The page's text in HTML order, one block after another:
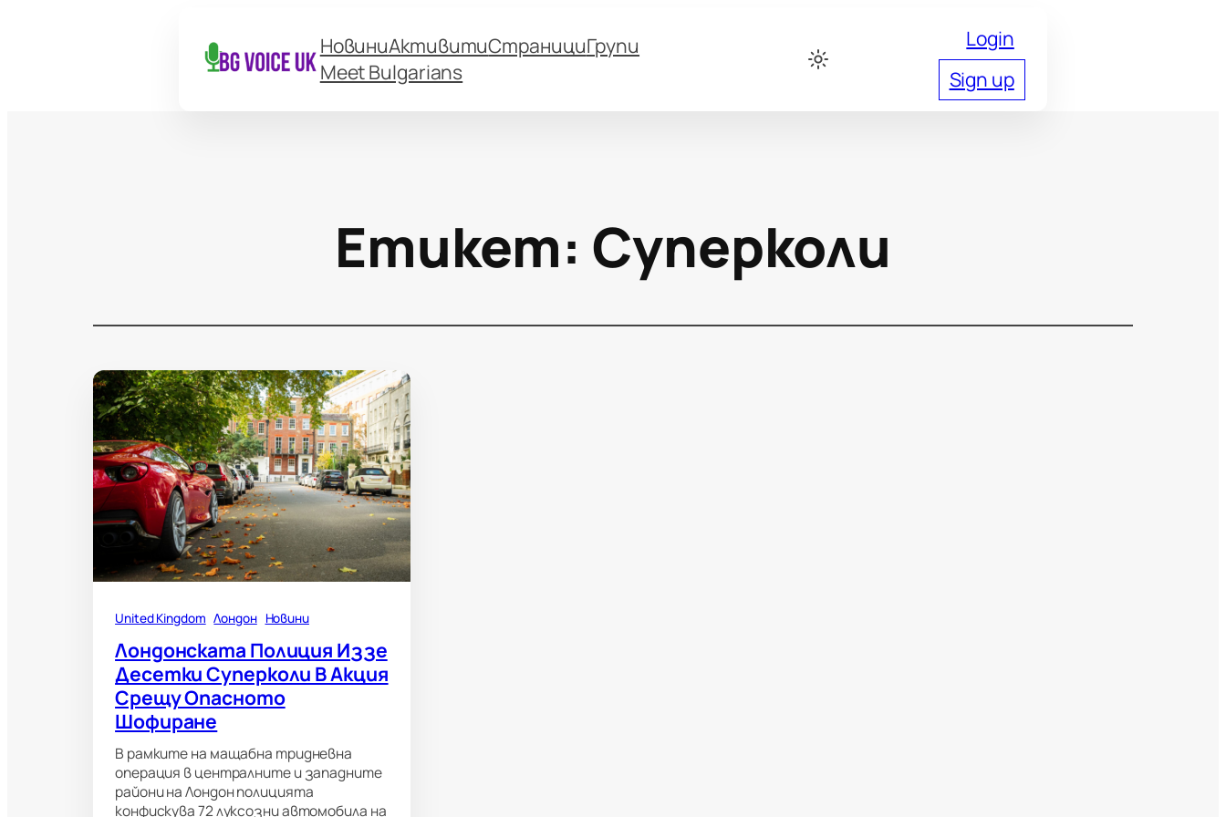
НовиниАктивитиСтранициГрупи
Meet Bulgarians
Login
Sign up
Етикет: Суперколи
United Kingdom Лондон Новини
Лондонската Полиция Иззе
Десетки Суперколи В Акция
Срещу Опасното
Шофиране
В рамките на мащабна тридневна
операция в централните и западните
райони на Лондон полицията
конфискува 72 луксозни автомобила на